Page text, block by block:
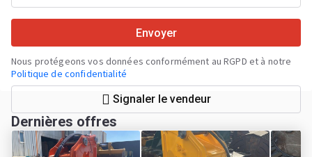
Envoyer
Nous protégeons vos données conformément au RGPD et à notre
Politique de confidentialité
Signaler le vendeur
Dernières offres